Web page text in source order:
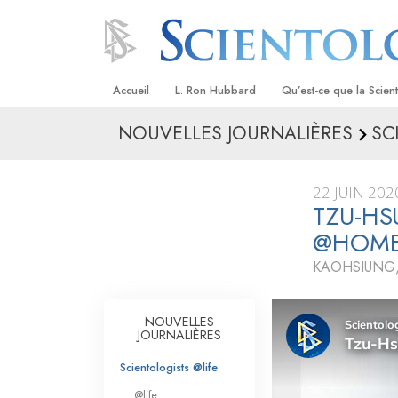
Accueil L. Ron Hubbard Qu’est-ce que la
Croyances et pratiques
Les scientologues et
Rencontrez un
À l’intérieur d’une
Les principes de base
Scientologie
La Dianétique : Une
NOUVELLES JOURNALIÈRES
22 JUIN
TZU-
NOUVELLES
JOURNALIÈRES
Scientologists @life